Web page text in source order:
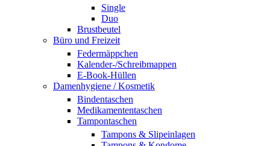
Single
Duo
Brustbeutel
Büro und Freizeit
Federmäppchen
Kalender-/Schreibmappen
E-Book-Hüllen
Damenhygiene / Kosmetik
Bindentaschen
Medikamententaschen
Tampontaschen
Tampons & Slipeinlagen